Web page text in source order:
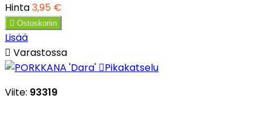
Hinta3,95 €
 Ostoskoriin
Lisää
 Varastossa
Pikakatselu
Viite: 93319